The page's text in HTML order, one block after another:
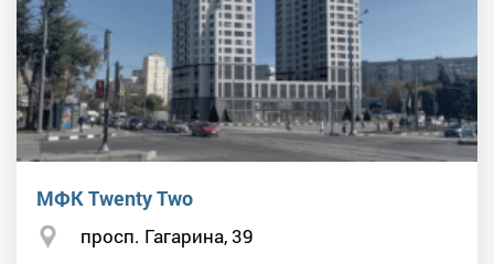
МФК Twenty Two
просп. Гагарина, 39